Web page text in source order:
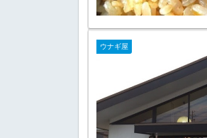
ウナギ屋